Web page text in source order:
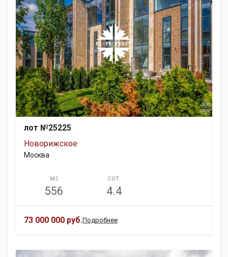
лот №25225
Новорижское
Москва
М2
556
СОТ.
4.4
73 000 000 руб.Подробнее